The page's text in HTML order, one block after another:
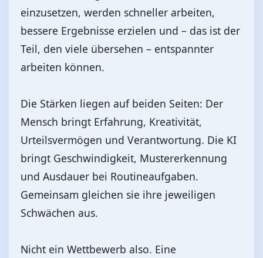
einzusetzen, werden schneller arbeiten,
bessere Ergebnisse erzielen und – das ist der
Teil, den viele übersehen – entspannter
arbeiten können.
Die Stärken liegen auf beiden Seiten: Der
Mensch bringt Erfahrung, Kreativität,
Urteilsvermögen und Verantwortung. Die KI
bringt Geschwindigkeit, Mustererkennung
und Ausdauer bei Routineaufgaben.
Gemeinsam gleichen sie ihre jeweiligen
Schwächen aus.
Nicht ein Wettbewerb also. Eine